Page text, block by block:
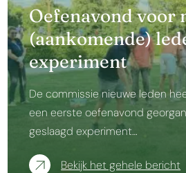
Oefenavond voor
(aankomende)
experiment
De commissie nieuwe leden
een eerste oefenavond
geslaagd experiment…
Bekijk het gehele bericht